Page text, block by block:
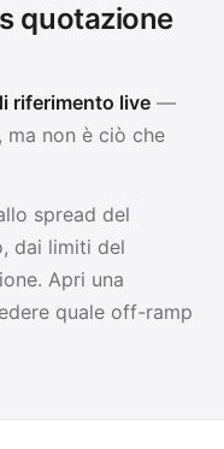
quotazione
riferimento live —
ma non è ciò che
spread del
dai limiti del
Apri una
quale off-ramp